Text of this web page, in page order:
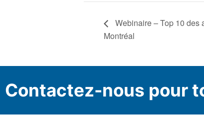
Webinaire – Top 10 des
Montréal
Contactez-nous pour